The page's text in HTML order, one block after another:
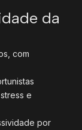
da
com
e
por